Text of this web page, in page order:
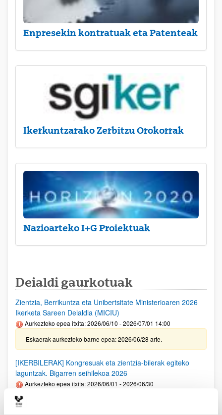
Enpresekin kontratuak eta Patenteak
Ikerkuntzarako Zerbitzu Orokorrak
Nazioarteko I+G Proiektuak
Deialdi gaurkotuak
Zientzia, Berrikuntza eta Unibertsitate Ministerioaren 2026
Ikerketa Sareen Deialdia (MICIU)
Aurkezteko epea itxita: 2026/06/10 - 2026/07/01 14:00
Eskaerak aurkezteko barne epea: 2026/06/28 arte.
[IKERBILERAK] Kongresuak eta zientzia-bilerak egiteko
laguntzak. Bigarren seihilekoa 2026
Aurkezteko epea itxita: 2026/06/01 - 2026/06/30